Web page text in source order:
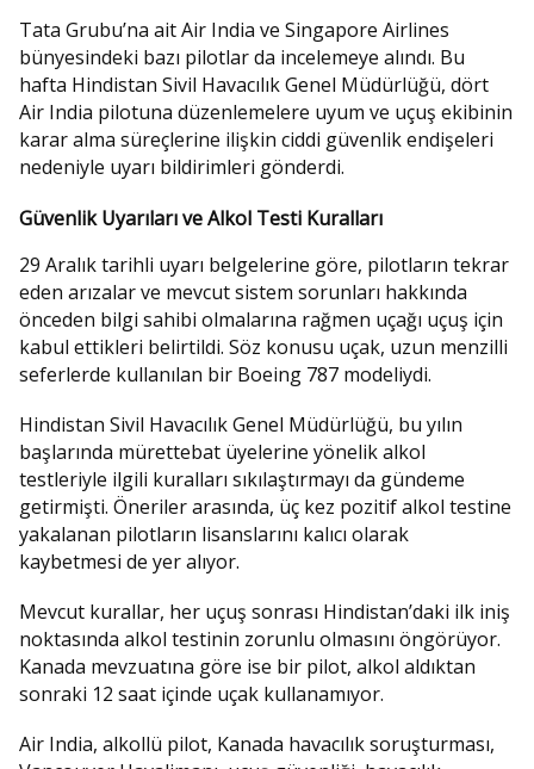
Tata Grubu’na ait Air India ve Singapore Airlines
bünyesindeki bazı pilotlar da incelemeye alındı. Bu
hafta Hindistan Sivil Havacılık Genel Müdürlüğü, dört
Air India pilotuna düzenlemelere uyum ve uçuş ekibinin
karar alma süreçlerine ilişkin ciddi güvenlik endişeleri
nedeniyle uyarı bildirimleri gönderdi.
Güvenlik Uyarıları ve Alkol Testi Kuralları
29 Aralık tarihli uyarı belgelerine göre, pilotların tekrar
eden arızalar ve mevcut sistem sorunları hakkında
önceden bilgi sahibi olmalarına rağmen uçağı uçuş için
kabul ettikleri belirtildi. Söz konusu uçak, uzun menzilli
seferlerde kullanılan bir Boeing 787 modeliydi.
Hindistan Sivil Havacılık Genel Müdürlüğü, bu yılın
başlarında mürettebat üyelerine yönelik alkol
testleriyle ilgili kuralları sıkılaştırmayı da gündeme
getirmişti. Öneriler arasında, üç kez pozitif alkol testine
yakalanan pilotların lisanslarını kalıcı olarak
kaybetmesi de yer alıyor.
Mevcut kurallar, her uçuş sonrası Hindistan’daki ilk iniş
noktasında alkol testinin zorunlu olmasını öngörüyor.
Kanada mevzuatına göre ise bir pilot, alkol aldıktan
sonraki 12 saat içinde uçak kullanamıyor.
Air India, alkollü pilot, Kanada havacılık soruşturması,